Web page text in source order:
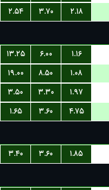
۲.۱۸ ۳.۷۰
۲.۵۴
۱.۱۶ ۶.۰۰
۱۳.۲۵
۱.۰۸ ۸.۵۰
۱۹.۰۰
۱.۹۷ ۳.۳۰
۳.۵۰
۴.۷۵ ۳.۶۰
۱.۶۵
۱.۸۵ ۳.۶۰
۳.۴۰